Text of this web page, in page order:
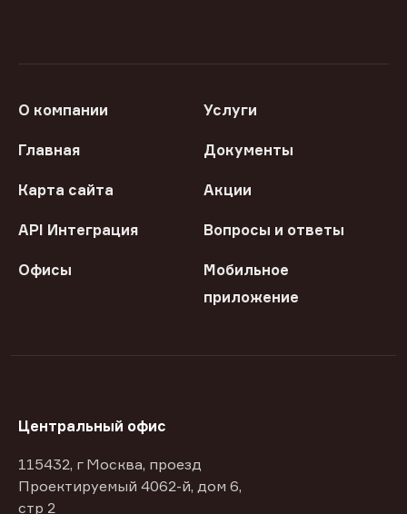
О компании Услуги
Главная Документы
Карта сайта Акции
API Интеграция Вопросы и ответы
Офисы
Мобильное
приложение
Центральный офис
115432, г Москва, проезд
Проектируемый 4062-й, дом 6,
стр 2